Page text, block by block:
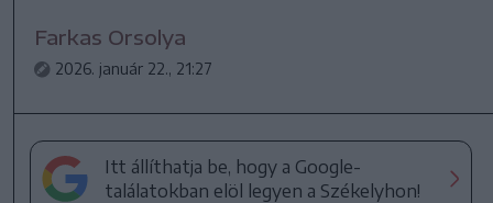
Farkas Orsolya
2026. január 22., 21:27
Itt állíthatja be, hogy a Google-
találatokban elöl legyen a Székelyhon!